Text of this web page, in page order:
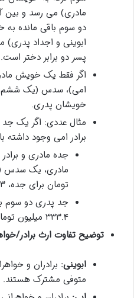
مادری) می رسد و بین
دو سوم باقی مانده به
ابوینی و اجداد
پسر دو برابر دختر است.
اگر فقط یک خویش
امی)، سدس (یک ششم)
خویشان پدری.
مثال عددی: اگر یک
برادر امی وجود داشته
جده مادری و
تومان برای جده، ۸۳.۳ میلیون تومان برای برادر).
جد پدری دو سوم
۳۳۳.۴ میلیون تومان).
توضیح تفاوت ارث برادر/
ابوینی: برادران و
متوفی مشترک هستند.